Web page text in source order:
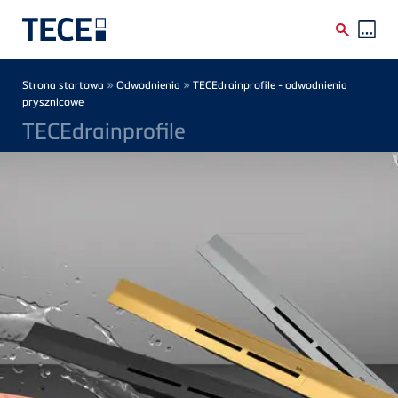
Breadcrumb
Strona startowa » Odwodnienia » TECEdrainprofile - odwodnienia
prysznicowe
TECEdrainprofile